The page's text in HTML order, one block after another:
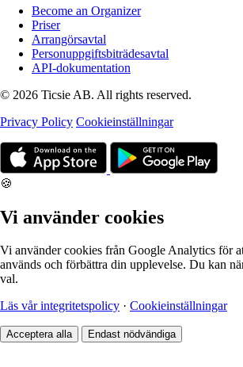
Become an Organizer
Priser
Arrangörsavtal
Personuppgiftsbiträdesavtal
API-dokumentation
© 2026 Ticsie AB. All rights reserved.
Privacy Policy Cookieinställningar
🍪
Vi använder cookies
Vi använder cookies från Google Analytics för
används och förbättra din upplevelse. Du kan
val.
Läs vår integritetspolicy · Cookieinställningar
Acceptera alla Endast nödvändiga